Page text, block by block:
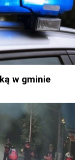
w gminie